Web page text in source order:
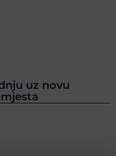
uz novu